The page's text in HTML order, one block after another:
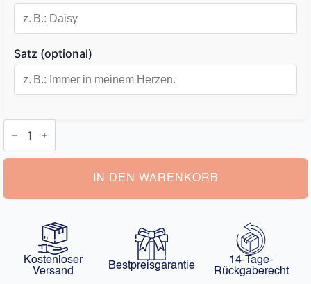
Satz (optional)
Schlüsselanhänger
Katze
Personalisiert
Menge
IN DEN WARENKORB
Kostenloser
Versand
Bestpreisgarantie
14-Tage-
Rückgaberecht